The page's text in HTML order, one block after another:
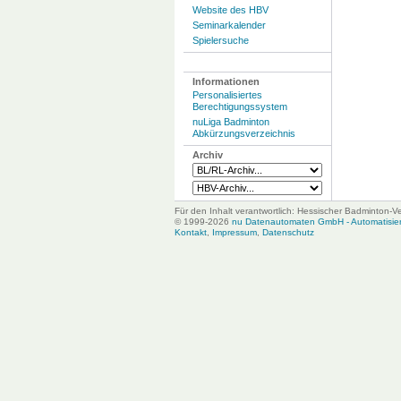
Website des HBV
Seminarkalender
Spielersuche
Informationen
Personalisiertes
Berechtigungssystem
nuLiga Badminton
Abkürzungsverzeichnis
Archiv
Für den Inhalt verantwortlich: Hessischer Badminton-
© 1999-2026 nu Datenautomaten GmbH -
Kontakt, Impressum, Datenschutz